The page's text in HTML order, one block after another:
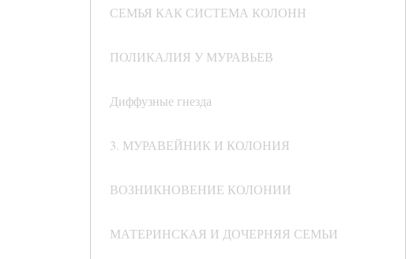
СЕМЬЯ КАК СИСТЕМА КОЛОНН
ПОЛИКАЛИЯ У МУРАВЬЕВ
Диффузные гнезда
3. МУРАВЕЙНИК И КОЛОНИЯ
ВОЗНИКНОВЕНИЕ КОЛОНИИ
МАТЕРИНСКАЯ И ДОЧЕРНЯЯ СЕМЬИ